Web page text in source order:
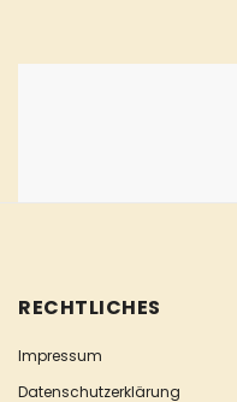
RECHTLICHES
Impressum
Datenschutzerklärung